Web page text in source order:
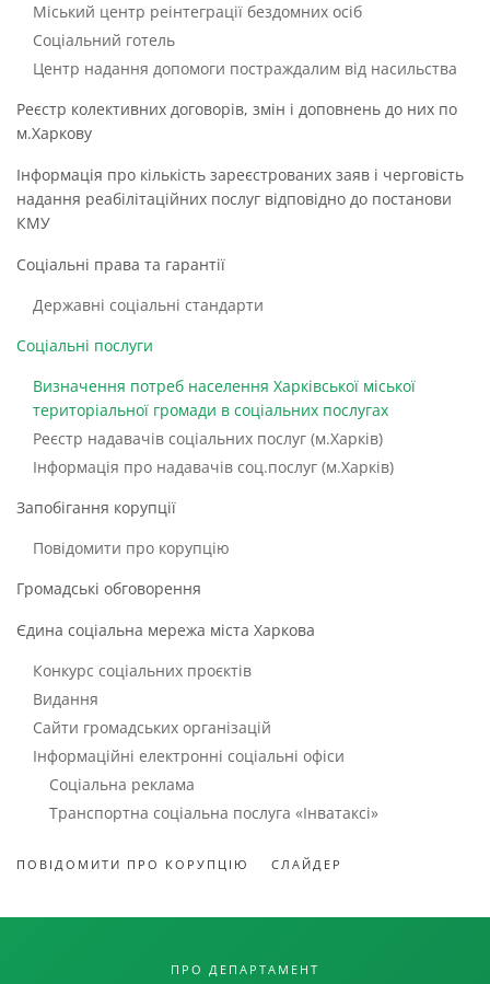
Міський центр реінтеграції бездомних осіб
Соціальний готель
Центр надання допомоги постраждалим від насильства
Реєстр колективних договорів, змін і доповнень до них по
м.Харкову
Інформація про кількість зареєстрованих заяв і черговість
надання реабілітаційних послуг відповідно до постанови
КМУ
Соціальні права та гарантії
Державні соціальні стандарти
Соціальні послуги
Визначення потреб населення Харківської міської
територіальної громади в соціальних послугах
Реєстр надавачів соціальних послуг (м.Харків)
Інформація про надавачів соц.послуг (м.Харків)
Запобігання корупції
Повідомити про корупцію
Громадські обговорення
Єдина соціальна мережа міста Харкова
Конкурс соціальних проєктів
Видання
Сайти громадських організацій
Інформаційні електронні соціальні офіси
Соціальна реклама
Транспортна соціальна послуга «Інватаксі»
ПОВІДОМИТИ ПРО КОРУПЦІЮ СЛАЙДЕР
ПРО ДЕПАРТАМЕНТ